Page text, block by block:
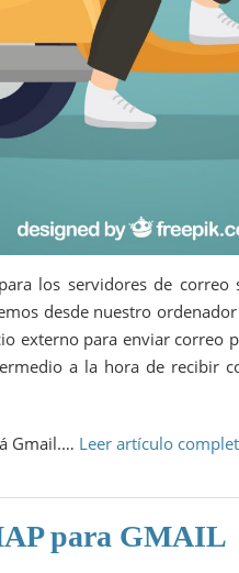
los servidores de
desde nuestro
externo para enviar correo
a la hora de recibir
Gmail.… Leer artículo
para GMAIL